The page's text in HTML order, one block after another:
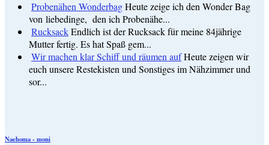
Probenähen WonderbagHeute zeige ich den Wonder Bag
von liebedinge, den ich Probenähe...
RucksackEndlich ist der Rucksack für meine 84jährige
Mutter fertig. Es hat Spaß gem...
Wir machen klar Schiff und räumen aufHeute zeigen wir
euch unsere Restekisten und Sonstiges im Nähzimmer und
sor...
Naehoma - moni